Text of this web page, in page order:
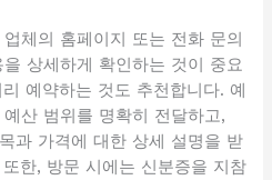
체의 홈페이지 또는 전화 문의
상세하게 확인하는 것이 중요
예약하는 것도 추천합니다. 예
산 범위를 명확히 전달하고,
과 가격에 대한 상세 설명을 받
한, 방문 시에는 신분증을 지참